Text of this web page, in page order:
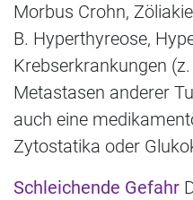
Morbus Crohn,
B. Hyperthyreose,
Krebserkrankungen
Metastasen anderer
auch eine
Zytostatika oder
Schleichende Gefahr